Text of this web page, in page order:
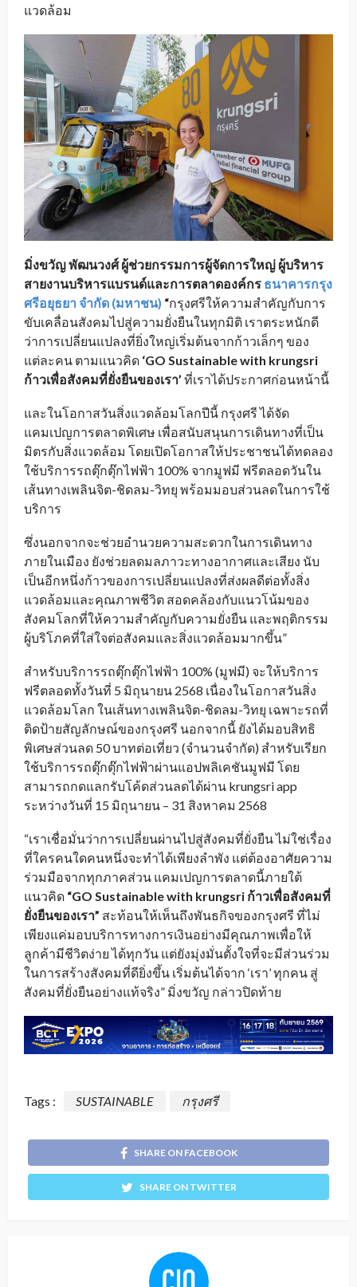
แวดล้อม
มิ่งขวัญ พัฒนวงศ์ ผู้ช่วยกรรมการผู้จัดการใหญ่ ผู้บริหาร
สายงานบริหารแบรนด์และการตลาดองค์กร ธนาคารกรุง
ศรีอยุธยา จำกัด (มหาชน) “กรุงศรีให้ความสำคัญกับการ
ขับเคลื่อนสังคมไปสู่ความยั่งยืนในทุกมิติ เราตระหนักดี
ว่าการเปลี่ยนแปลงที่ยิ่งใหญ่เริ่มต้นจากก้าวเล็กๆ ของ
แต่ละคน ตามแนวคิด ‘GO Sustainable with krungsri
ก้าวเพื่อสังคมที่ยั่งยืนของเรา’ ที่เราได้ประกาศก่อนหน้านี้
และในโอกาสวันสิ่งแวดล้อมโลกปีนี้ กรุงศรี ได้จัด
แคมเปญการตลาดพิเศษ เพื่อสนับสนุนการเดินทางที่เป็น
มิตรกับสิ่งแวดล้อม โดยเปิดโอกาสให้ประชาชนได้ทดลอง
ใช้บริการรถตุ๊กตุ๊กไฟฟ้า 100% จากมูฟมี ฟรีตลอดวันใน
เส้นทางเพลินจิต-ชิดลม-วิทยุ พร้อมมอบส่วนลดในการใช้
บริการ
ซึ่งนอกจากจะช่วยอำนวยความสะดวกในการเดินทาง
ภายในเมือง ยังช่วยลดมลภาวะทางอากาศและเสียง นับ
เป็นอีกหนึ่งก้าวของการเปลี่ยนแปลงที่ส่งผลดีต่อทั้งสิ่ง
แวดล้อมและคุณภาพชีวิต สอดคล้องกับแนวโน้มของ
สังคมโลกที่ให้ความสำคัญกับความยั่งยืน และพฤติกรรม
ผู้บริโภคที่ใส่ใจต่อสังคมและสิ่งแวดล้อมมากขึ้น”
สำหรับบริการรถตุ๊กตุ๊กไฟฟ้า 100% (มูฟมี) จะให้บริการ
ฟรีตลอดทั้งวันที่ 5 มิถุนายน 2568 เนื่องในโอกาสวันสิ่ง
แวดล้อมโลก ในเส้นทางเพลินจิต-ชิดลม-วิทยุ เฉพาะรถที่
ติดป้ายสัญลักษณ์ของกรุงศรี นอกจากนี้ ยังได้มอบสิทธิ
พิเศษส่วนลด 50 บาทต่อเที่ยว (จำนวนจำกัด) สำหรับเรียก
ใช้บริการรถตุ๊กตุ๊กไฟฟ้าผ่านแอปพลิเคชันมูฟมี โดย
สามารถกดแลกรับโค้ดส่วนลดได้ผ่าน krungsri app
ระหว่างวันที่ 15 มิถุนายน – 31 สิงหาคม 2568
“เราเชื่อมั่นว่าการเปลี่ยนผ่านไปสู่สังคมที่ยั่งยืน ไม่ใช่เรื่อง
ที่ใครคนใดคนหนึ่งจะทำได้เพียงลำพัง แต่ต้องอาศัยความ
ร่วมมือจากทุกภาคส่วน แคมเปญการตลาดนี้ภายใต้
แนวคิด “GO Sustainable with krungsri ก้าวเพื่อสังคมที่
ยั่งยืนของเรา” สะท้อนให้เห็นถึงพันธกิจของกรุงศรี ที่ไม่
เพียงแค่มอบบริการทางการเงินอย่างมีคุณภาพเพื่อให้
ลูกค้ามีชีวิตง่าย ได้ทุกวัน แต่ยังมุ่งมั่นตั้งใจที่จะมีส่วนร่วม
ในการสร้างสังคมที่ดียิ่งขึ้น เริ่มต้นได้จาก ‘เรา’ ทุกคน สู่
สังคมที่ยั่งยืนอย่างแท้จริง” มิ่งขวัญ กล่าวปิดท้าย
Tags : SUSTAINABLE กรุงศรี
SHARE ON FACEBOOK
SHARE ON TWITTER